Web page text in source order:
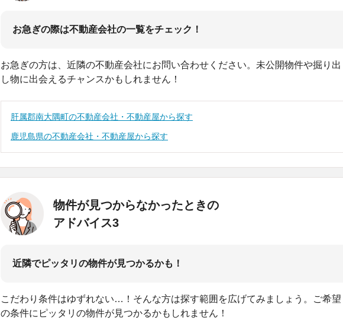
お急ぎの際は不動産会社の一覧をチェック！
お急ぎの方は、近隣の不動産会社にお問い合わせください。未公開物件や掘り出
し物に出会えるチャンスかもしれません！
肝属郡南大隅町の不動産会社・不動産屋から探す
鹿児島県の不動産会社・不動産屋から探す
物件が見つからなかったときの
アドバイス3
近隣でピッタリの物件が見つかるかも！
こだわり条件はゆずれない…！そんな方は探す範囲を広げてみましょう。ご希望
の条件にピッタリの物件が見つかるかもしれません！